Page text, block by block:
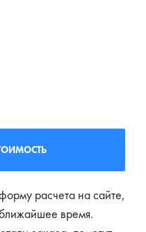
расчета на сайте,
время.